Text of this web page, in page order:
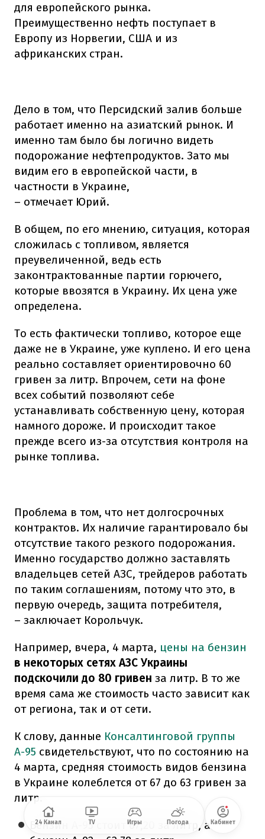
для европейского рынка.
Преимущественно нефть поступает в
Европу из Норвегии, США и из
африканских стран.
Дело в том, что Персидский залив больше
работает именно на азиатский рынок. И
именно там было бы логично видеть
подорожание нефтепродуктов. Зато мы
видим его в европейской части, в
частности в Украине,
– отмечает Юрий.
В общем, по его мнению, ситуация, которая
сложилась с топливом, является
преувеличенной, ведь есть
законтрактованные партии горючего,
которые ввозятся в Украину. Их цена уже
определена.
То есть фактически топливо, которое еще
даже не в Украине, уже куплено. И его цена
реально составляет ориентировочно 60
гривен за литр. Впрочем, сети на фоне
всех событий позволяют себе
устанавливать собственную цену, которая
намного дороже. И происходит такое
прежде всего из-за отсутствия контроля на
рынке топлива.
Проблема в том, что нет долгосрочных
контрактов. Их наличие гарантировало бы
отсутствие такого резкого подорожания.
Именно государство должно заставлять
владельцев сетей АЗС, трейдеров работать
по таким соглашениям, потому что это, в
первую очередь, защита потребителя,
– заключает Корольчук.
Например, вчера, 4 марта, цены на бензин
в некоторых сетях АЗС Украины
подскочили до 80 гривен за литр. В то же
время сама же стоимость часто зависит как
от региона, так и от сети.
К слову, данные Консалтинговой группы
А-95 свидетельствуют, что по состоянию на
4 марта, средняя стоимость видов бензина
в Украине колеблется от 67 до 63 гривен за
литр.
Бензин А-95 стоит 67,20 за литр, а
24 Канал TV Игры Погода Кабинет